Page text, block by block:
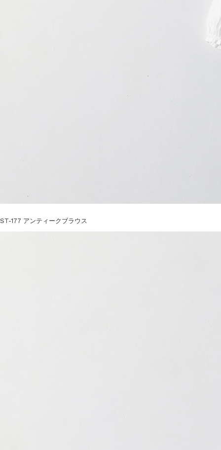
ST-177 アンティークブラウス